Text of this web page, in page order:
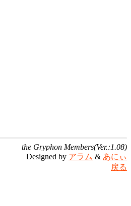
the Gryphon Members(Ver.:1.08)
Designed by アラム & あにぃ
戻る